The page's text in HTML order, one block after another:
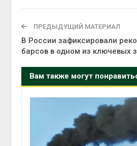
ПРЕДЫДУЩИЙ МАТЕРИАЛ
В России зафиксировали
барсов в одном из ключевых
Вам также могут